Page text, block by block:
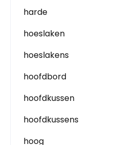
harde
hoeslaken
hoeslakens
hoofdbord
hoofdkussen
hoofdkussens
hoog